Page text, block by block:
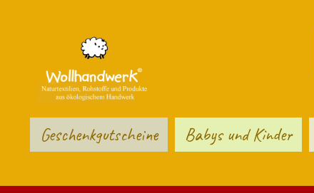
Geschenkgutscheine Babys und Kinder